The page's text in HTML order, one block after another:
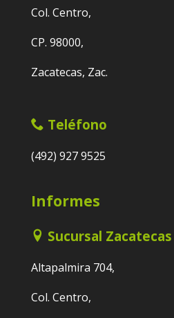
Col. Centro,
CP. 98000,
Zacatecas, Zac.
Teléfono
(492) 927 9525
Informes
Sucursal Zacatecas
Altapalmira 704,
Col. Centro,